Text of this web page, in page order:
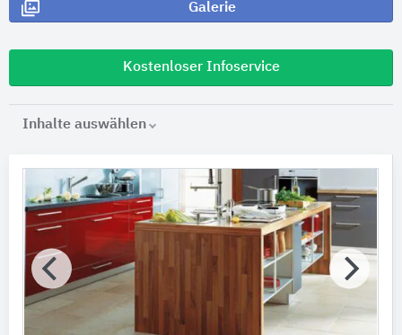
Galerie
Kostenloser Infoservice
Inhalte auswählen